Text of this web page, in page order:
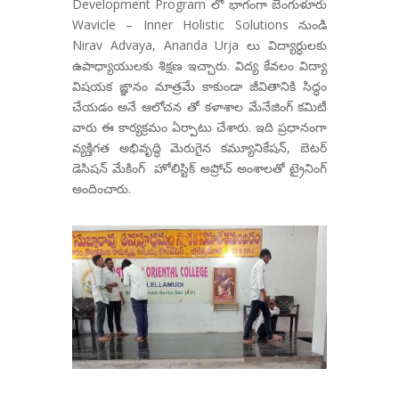
Development Program లో భాగంగా బెంగుళూరు
Wavicle – Inner Holistic Solutions నుండి
Nirav Advaya, Ananda Urja లు విద్యార్ధులకు
ఉపాధ్యాయులకు శిక్షణ ఇచ్చారు. విద్య కేవలం విద్యా
విషయక ఙ్ఞానం మాత్రమే కాకుండా జీవితానికి సిద్ధం
చేయడం అనే ఆలోచన తో కళాశాల మేనేజింగ్ కమిటీ
వారు ఈ కార్యక్రమం ఏర్పాటు చేశారు. ఇది ప్రధానంగా
వ్యక్తిగత అభివృద్ధి మెరుగైన కమ్యూనికేషన్, బెటర్
డెసిషన్ మేకింగ్ హోలిస్టిక్ అప్రోచ్ అంశాలతో ట్రైనింగ్
అందించారు.